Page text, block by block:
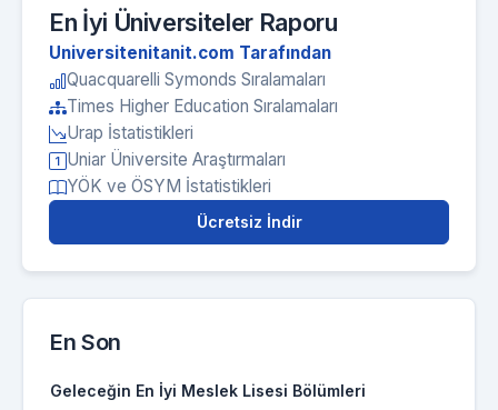
En İyi Üniversiteler Raporu
Universitenitanit.com Tarafından
Quacquarelli Symonds Sıralamaları
Times Higher Education Sıralamaları
Urap İstatistikleri
Uniar Üniversite Araştırmaları
YÖK ve ÖSYM İstatistikleri
Ücretsiz İndir
En Son
Geleceğin En İyi Meslek Lisesi Bölümleri